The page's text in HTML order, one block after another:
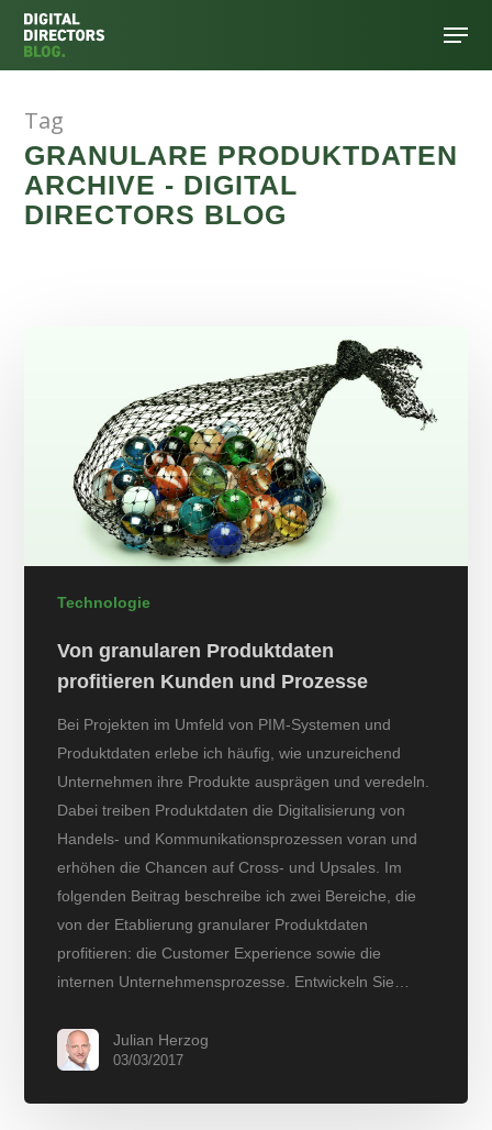
Hit enter to search or ESC to close
Tag
GRANULARE PRODUKTDATEN
ARCHIVE - DIGITAL
DIRECTORS BLOG
Technologie
Von granularen Produktdaten
profitieren Kunden und Prozesse
Bei Projekten im Umfeld von PIM-Systemen und
Produktdaten erlebe ich häufig, wie unzureichend
Unternehmen ihre Produkte ausprägen und veredeln.
Dabei treiben Produktdaten die Digitalisierung von
Handels- und Kommunikationsprozessen voran und
erhöhen die Chancen auf Cross- und Upsales. Im
folgenden Beitrag beschreibe ich zwei Bereiche, die
von der Etablierung granularer Produktdaten
profitieren: die Customer Experience sowie die
internen Unternehmensprozesse. Entwickeln Sie…
Julian Herzog
03/03/2017